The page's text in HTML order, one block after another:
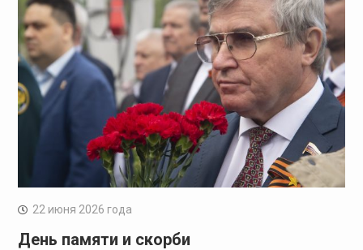
22 июня 2026 года
День памяти и скорби